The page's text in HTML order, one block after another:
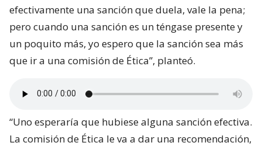
efectivamente una sanción que duela, vale la pena;
pero cuando una sanción es un téngase presente y
un poquito más, yo espero que la sanción sea más
que ir a una comisión de Ética”, planteó.
“Uno esperaría que hubiese alguna sanción efectiva.
La comisión de Ética le va a dar una recomendación,